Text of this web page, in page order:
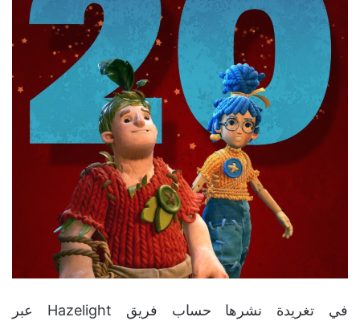
في تغريدة نشرها حساب فريق Hazelight عبر